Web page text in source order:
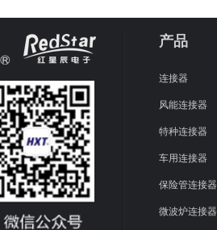
产品
连接器
风能连接器
特种连接器
车用连接器
保险管连接器
微波炉连接器